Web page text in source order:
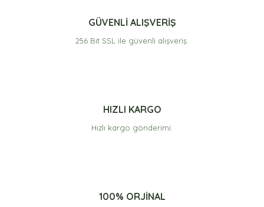
Tadı ve kıvamı oldukça güzel. Bir tek dene'sinin (tane) az
olması üzdü beni. Buradan ilgililere iletelim de hem
İşkembe hem de Kelle Paça'nın daha taneli olmalarını
Ürün resmi kalitesiz, bozuk veya görüntülenemiyor.
GÜVENLİ ALIŞVERİŞ
256 Bit SSL ile güvenli alışveriş.
HIZLI KARGO
Hızlı kargo gönderimi.
100% ORJİNAL